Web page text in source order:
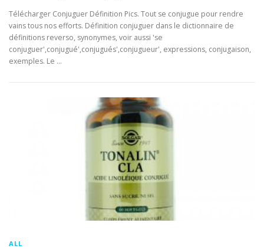
Télécharger Conjuguer Définition Pics. Tout se conjugue pour rendre
vains tous nos efforts. Définition conjuguer dans le dictionnaire de
définitions reverso, synonymes, voir aussi 'se
conjuguer',conjugué',conjugués',conjugueur', expressions, conjugaison,
exemples. Le …
ALL